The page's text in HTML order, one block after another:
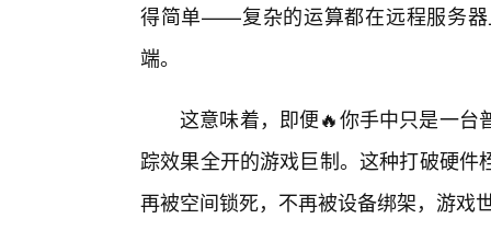
得简单——复杂的运算都在远程服务
端。
这意味着，即便🔥你手中只是一台
踪效果全开的游戏巨制。这种打破硬件
再被空间锁死，不再被设备绑架，游戏